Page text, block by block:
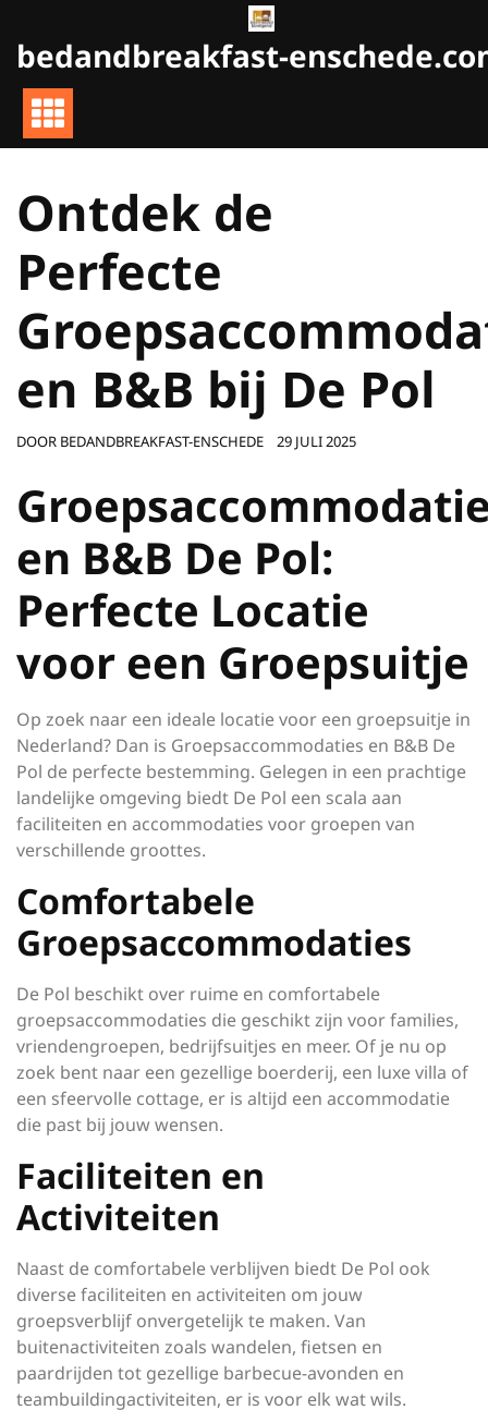
de
inhoud
gaan
bedandbreakfast-
Ontdek de
Perfecte
en B&B bij De Pol
DOOR BEDANDBREAKFAST-ENSCHEDE 29 JULI 2025
en B&B De Pol:
Perfecte Locatie
voor een Groepsuitje
Op zoek naar een ideale locatie voor een groepsuitje in
Nederland? Dan is Groepsaccommodaties en B&B De
Pol de perfecte bestemming. Gelegen in een prachtige
landelijke omgeving biedt De Pol een scala aan
faciliteiten en accommodaties voor groepen van
verschillende groottes.
Comfortabele
Groepsaccommodaties
De Pol beschikt over ruime en comfortabele
groepsaccommodaties die geschikt zijn voor families,
vriendengroepen, bedrijfsuitjes en meer. Of je nu op
zoek bent naar een gezellige boerderij, een luxe villa of
een sfeervolle cottage, er is altijd een accommodatie
die past bij jouw wensen.
Faciliteiten en
Activiteiten
Naast de comfortabele verblijven biedt De Pol ook
diverse faciliteiten en activiteiten om jouw
groepsverblijf onvergetelijk te maken. Van
buitenactiviteiten zoals wandelen, fietsen en
paardrijden tot gezellige barbecue-avonden en
teambuildingactiviteiten, er is voor elk wat wils.